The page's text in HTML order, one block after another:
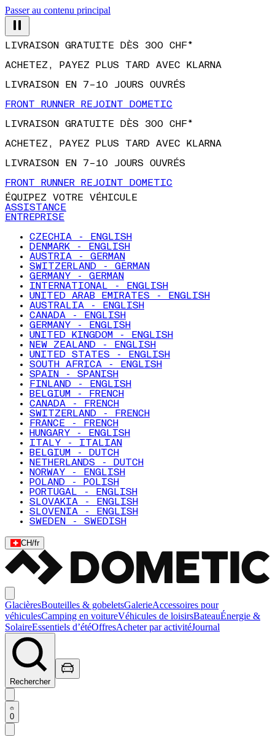
Passer au contenu principal
LIVRAISON GRATUITE DÈS 300 CHF*
ACHETEZ, PAYEZ PLUS TARD AVEC KLARNA
LIVRAISON EN 7–10 JOURS OUVRÉS
FRONT RUNNER REJOINT DOMETIC
LIVRAISON GRATUITE DÈS 300 CHF*
ACHETEZ, PAYEZ PLUS TARD AVEC KLARNA
LIVRAISON EN 7–10 JOURS OUVRÉS
FRONT RUNNER REJOINT DOMETIC
ÉQUIPEZ VOTRE VÉHICULE
ASSISTANCE
ENTREPRISE
CZECHIA - ENGLISH
DENMARK - ENGLISH
AUSTRIA - GERMAN
SWITZERLAND - GERMAN
GERMANY - GERMAN
INTERNATIONAL - ENGLISH
UNITED ARAB EMIRATES - ENGLISH
AUSTRALIA - ENGLISH
CANADA - ENGLISH
GERMANY - ENGLISH
UNITED KINGDOM - ENGLISH
NEW ZEALAND - ENGLISH
UNITED STATES - ENGLISH
SOUTH AFRICA - ENGLISH
SPAIN - SPANISH
FINLAND - ENGLISH
BELGIUM - FRENCH
CANADA - FRENCH
SWITZERLAND - FRENCH
FRANCE - FRENCH
HUNGARY - ENGLISH
ITALY - ITALIAN
BELGIUM - DUTCH
NETHERLANDS - DUTCH
NORWAY - ENGLISH
POLAND - POLISH
PORTUGAL - ENGLISH
SLOVAKIA - ENGLISH
SLOVENIA - ENGLISH
SWEDEN - SWEDISH
CH/fr
GlacièresBouteilles & gobeletsGalerieAccessoires pour
véhiculesCamping en voitureVéhicules de loisirsBateauÉnergie &
SolaireEssentiels d’étéOffresAcheter par activitéJournal
Rechercher
0